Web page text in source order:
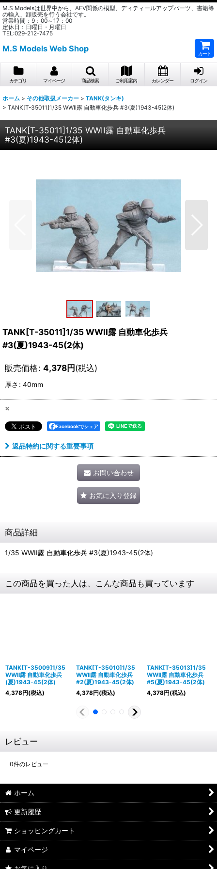
M.S Modelsは世界中から、AFV関係の模型、ディティールアップパーツ、書籍等
の輸入、卸販売を行う会社です。
営業時間：9：00～17：00
定休日：日曜日・月曜日
TEL:029-212-7475
M.S Models Web Shop
カート
カテゴリ マイページ 商品検索 ご利用案内 カレンダー ログイン
ホーム > その他取扱メーカー > TANK(タンキ)
> TANK[T-35011]1/35 WWII露 自動車化歩兵 #3(夏)1943-45(2体)
TANK[T-35011]1/35 WWII露 自動車化歩兵
#3(夏)1943-45(2体)
TANK[T-35011]1/35 WWII露 自動車化歩兵
#3(夏)1943-45(2体)
販売価格: 4,378円(税込)
厚さ : 40mm
×
Facebookでシェア
返品特約に関する重要事項
お問い合わせ
お気に入り登録
商品詳細
1/35 WWII露 自動車化歩兵 #3(夏)1943-45(2体)
この商品を買った人は、こんな商品も買っています
TANK[T-35009]1/35
WWII露 自動車化歩兵
(夏)1943-45(2体)
4,378円(税込)
TANK[T-35010]1/35
WWII露 自動車化歩兵
#2(夏)1943-45(2体)
4,378円(税込)
TANK[T-35013]1/35
WWII露 自動車化歩兵
#5(夏)1943-45(2体)
4,378円(税込)
レビュー
0件のレビュー
ホーム
更新履歴
ショッピングカート
マイページ